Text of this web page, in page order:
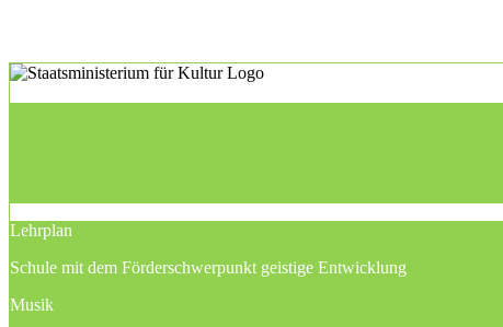
Lehrplan
Schule mit dem Förderschwerpunkt geistige Entwicklung
Musik